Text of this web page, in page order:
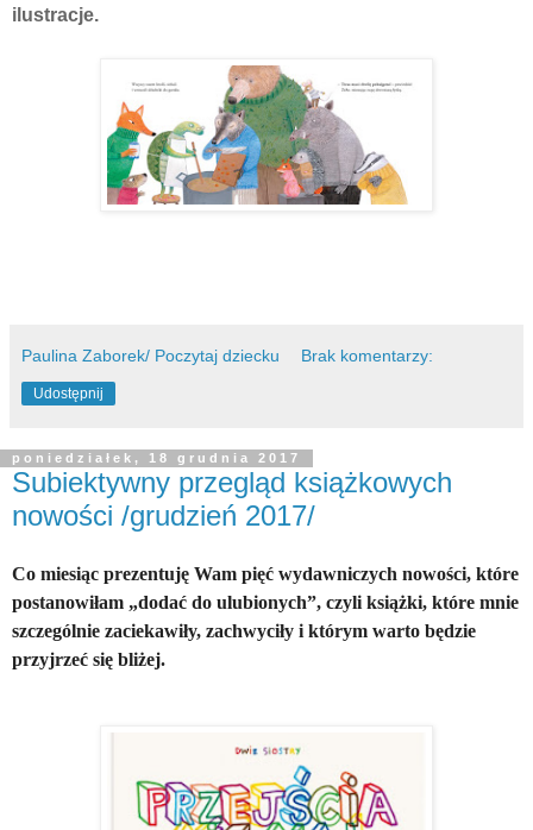
ilustracje.
Paulina Zaborek/ Poczytaj dziecku Brak komentarzy:
Udostępnij
poniedziałek, 18 grudnia 2017
Subiektywny przegląd książkowych
nowości /grudzień 2017/
Co miesiąc prezentuję Wam pięć wydawniczych nowości, które
postanowiłam „dodać do ulubionych”, czyli książki, które mnie
szczególnie zaciekawiły, zachwyciły i którym warto będzie
przyjrzeć się bliżej.